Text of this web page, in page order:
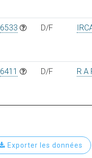
6533 D/F
6411 D/F R A
Exporter les données